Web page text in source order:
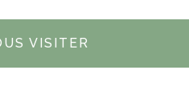
VISITER